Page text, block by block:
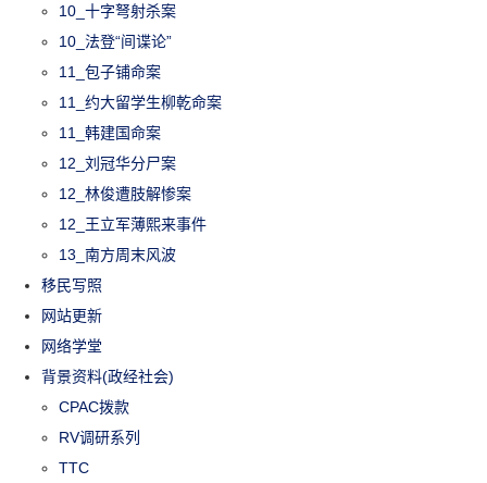
10_十字弩射杀案
10_法登“间谍论”
11_包子铺命案
11_约大留学生柳乾命案
11_韩建国命案
12_刘冠华分尸案
12_林俊遭肢解惨案
12_王立军薄熙来事件
13_南方周末风波
移民写照
网站更新
网络学堂
背景资料(政经社会)
CPAC拨款
RV调研系列
TTC